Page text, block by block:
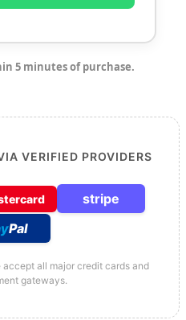
5 minutes of purchase.
VERIFIED PROVIDERS
stripe
Pal
accept all major credit cards and
gateways.